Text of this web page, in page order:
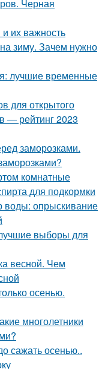
Черная
их важность
зиму. Зачем нужно
лучшие временные
для открытого
— рейтинг 2023
заморозками.
комнатные
для подкормки
воды: опрыскивание
выборы для
весной. Чем
осенью.
многолетники
сажать осенью..